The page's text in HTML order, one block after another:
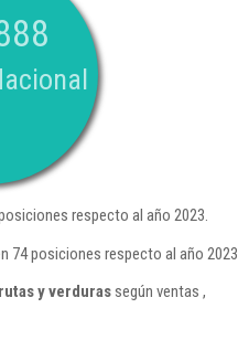
respecto al año 2023.
74 posiciones respecto al año 2023.
y verdurassegún ventas ,